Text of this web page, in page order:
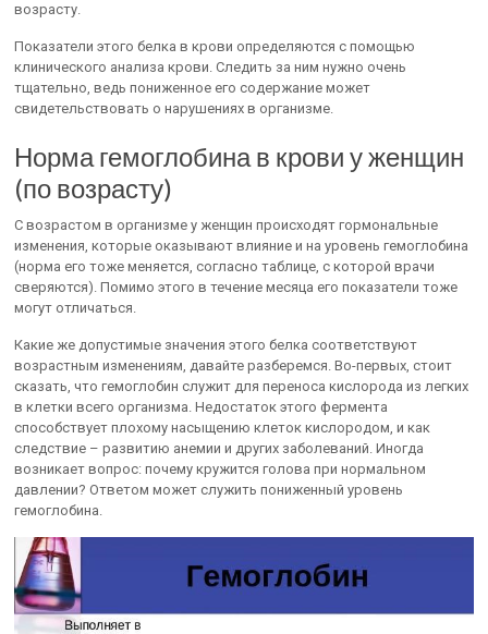
возрасту.
Показатели этого белка в крови определяются с помощью
клинического анализа крови. Следить за ним нужно очень
тщательно, ведь пониженное его содержание может
свидетельствовать о нарушениях в организме.
Норма гемоглобина в крови у женщин
(по возрасту)
С возрастом в организме у женщин происходят гормональные
изменения, которые оказывают влияние и на уровень гемоглобина
(норма его тоже меняется, согласно таблице, с которой врачи
сверяются). Помимо этого в течение месяца его показатели тоже
могут отличаться.
Какие же допустимые значения этого белка соответствуют
возрастным изменениям, давайте разберемся. Во-первых, стоит
сказать, что гемоглобин служит для переноса кислорода из легких
в клетки всего организма. Недостаток этого фермента
способствует плохому насыщению клеток кислородом, и как
следствие – развитию анемии и других заболеваний. Иногда
возникает вопрос: почему кружится голова при нормальном
давлении? Ответом может служить пониженный уровень
гемоглобина.